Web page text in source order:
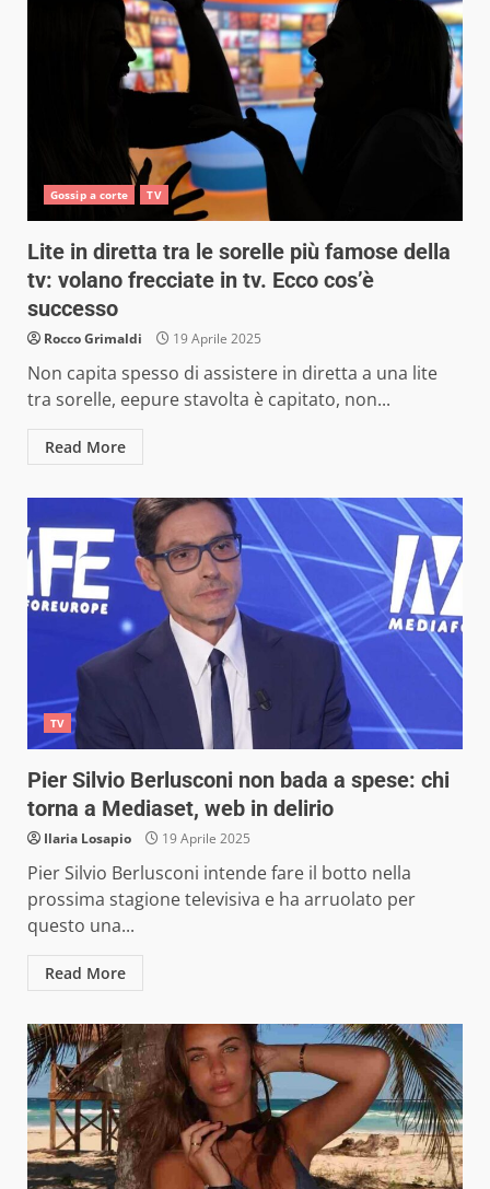
Gossip a corte TV
Lite in diretta tra le sorelle più famose della
tv: volano frecciate in tv. Ecco cos’è
successo
Rocco Grimaldi 19 Aprile 2025
Non capita spesso di assistere in diretta a una lite
tra sorelle, eepure stavolta è capitato, non...
Read More
TV
Pier Silvio Berlusconi non bada a spese: chi
torna a Mediaset, web in delirio
Ilaria Losapio 19 Aprile 2025
Pier Silvio Berlusconi intende fare il botto nella
prossima stagione televisiva e ha arruolato per
questo una...
Read More